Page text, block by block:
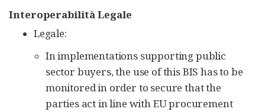
Interoperabilità Legale
Legale:
In implementations supporting public
sector buyers, the use of this BIS has to be
monitored in order to secure that the
parties act in line with EU procurement